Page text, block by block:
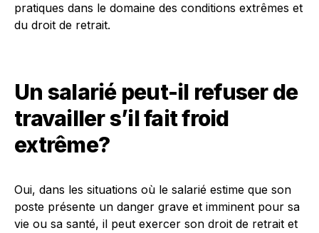
pratiques dans le domaine des conditions extrêmes et
du droit de retrait.
Un salarié peut-il refuser de
travailler s’il fait froid
extrême?
Oui, dans les situations où le salarié estime que son
poste présente un danger grave et imminent pour sa
vie ou sa santé, il peut exercer son droit de retrait et